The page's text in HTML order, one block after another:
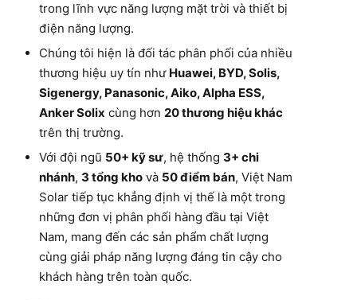
trong lĩnh vực năng lượng mặt trời và thiết bị
điện năng lượng.
Chúng tôi hiện là đối tác phân phối của nhiều
thương hiệu uy tín như Huawei, BYD, Solis,
Sigenergy, Panasonic, Aiko, Alpha ESS,
Anker Solix cùng hơn 20 thương hiệu khác
trên thị trường.
Với đội ngũ 50+ kỹ sư, hệ thống 3+ chi
nhánh, 3 tổng kho và 50 điểm bán, Việt Nam
Solar tiếp tục khẳng định vị thế là một trong
những đơn vị phân phối hàng đầu tại Việt
Nam, mang đến các sản phẩm chất lượng
cùng giải pháp năng lượng đáng tin cậy cho
khách hàng trên toàn quốc.